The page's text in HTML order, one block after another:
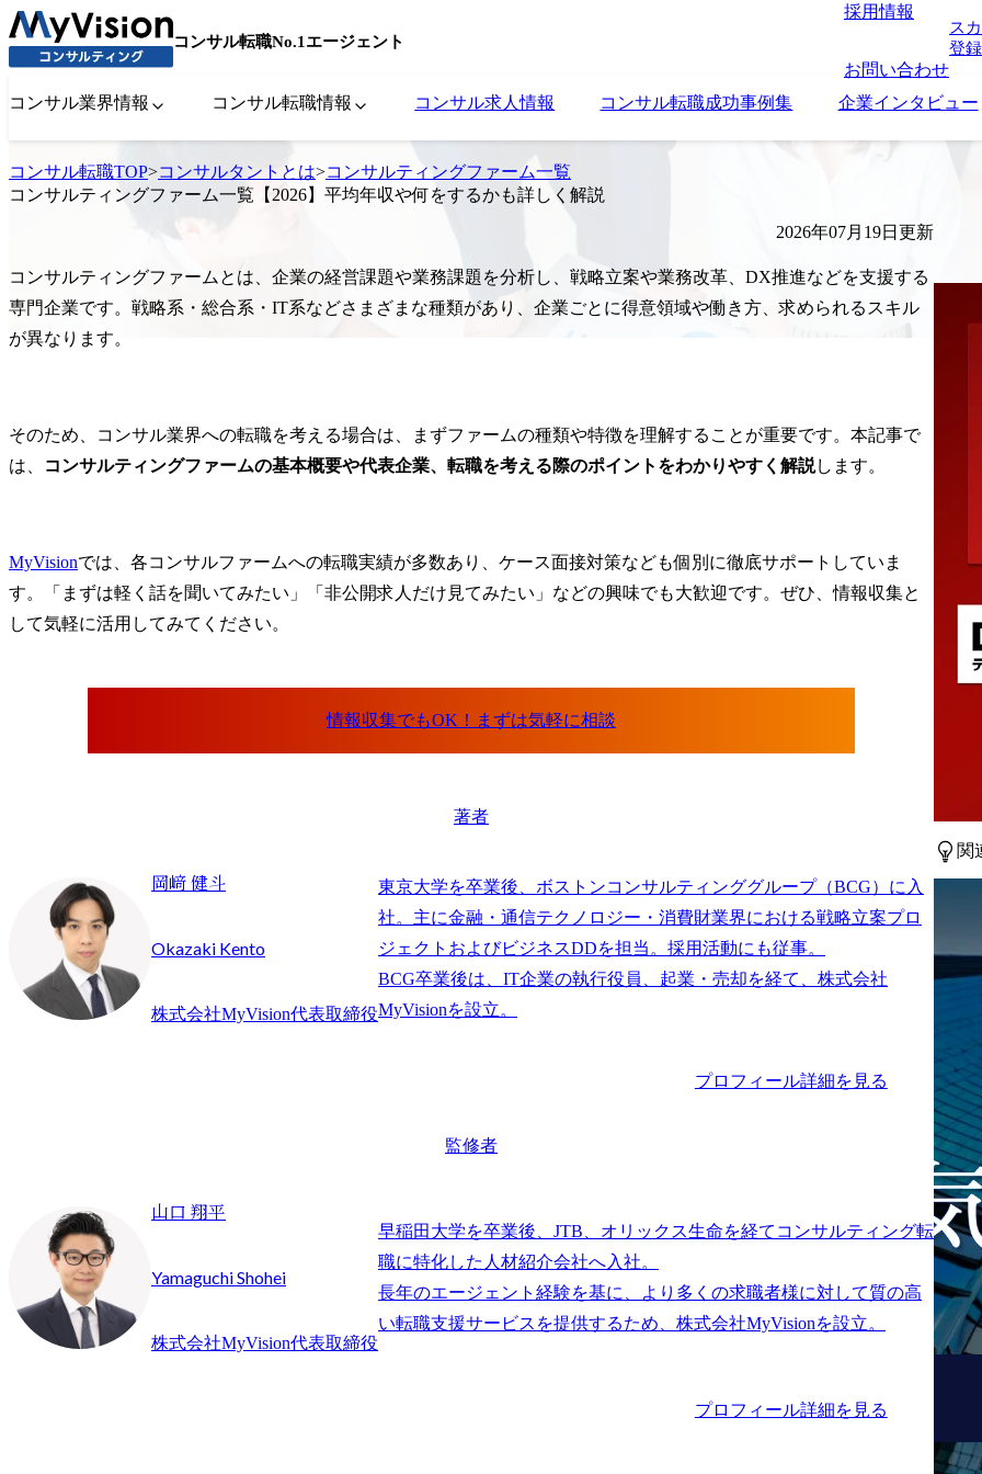
コンサル転職No.1エージェント
採用情報
お問い合わせ
ス
登
コンサル業界情報 コンサル転職情報 コンサル求人情報 コンサル転職成功事例集 企業インタビュー
コンサル転職TOP>コンサルタントとは>コンサルティングファーム一覧
コンサルティングファーム一覧【2026】平均年収や何をするかも詳しく解説
2026年07月19日更新
コンサルティングファームとは、企業の経営課題や業務課題を分析し、戦略立案や業務改革、DX推進などを支援する
専門企業です。戦略系・総合系・IT系などさまざまな種類があり、企業ごとに得意領域や働き方、求められるスキル
が異なります。
そのため、コンサル業界への転職を考える場合は、まずファームの種類や特徴を理解することが重要です。本記事で
は、
コンサルティングファームの基本概要や代表企業、転職を考える際のポイントをわかりやすく解説します。
MyVisionでは、各コンサルファームへの転職実績が多数あり、ケース面接対策なども個別に徹底サポートしていま
す。「まずは軽く話を聞いてみたい」「非公開求人だけ見てみたい」などの興味でも大歓迎です。ぜひ、情報収集と
して気軽に活用してみてください。
著者
岡﨑 健斗
Okazaki Kento
株式会社MyVision代表取締役
東京大学を卒業後、ボストンコンサルティンググループ（BCG）に入
社。主に金融・通信テクノロジー・消費財業界における戦略立案プロ
ジェクトおよびビジネスDDを担当。採用活動にも従事。
BCG卒業後は、IT企業の執行役員、起業・売却を経て、株式会社
プロフィール詳細を見る
監修者
山口 翔平
Yamaguchi Shohei
株式会社MyVision代表取締役
早稲田大学を卒業後、JTB、オリックス生命を経てコンサルティング転
職に特化した人材紹介会社へ入社。
長年のエージェント経験を基に、より多くの求職者様に対して質の高
プロフィール詳細を見る
関